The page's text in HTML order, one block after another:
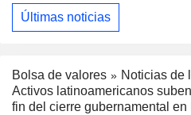
Últimas noticias
Bolsa de valores
Noticias de
Activos latinoamericanos
fin del cierre gubernamental en